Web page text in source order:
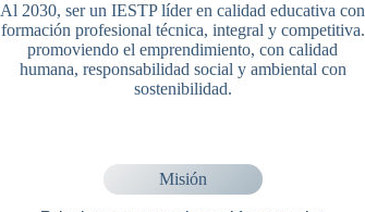
Al 2030, ser un IESTP líder en calidad educativa con
formación profesional técnica, integral y competitiva.
promoviendo el emprendimiento, con calidad
humana, responsabilidad social y ambiental con
sostenibilidad.
Misión